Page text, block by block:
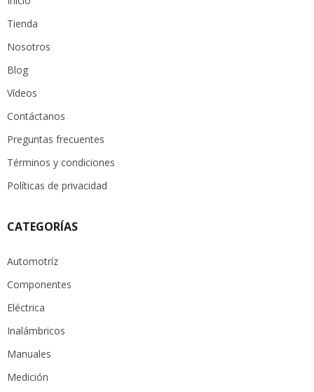
Tienda
Nosotros
Blog
Vídeos
Contáctanos
Preguntas frecuentes
Términos y condiciones
Políticas de privacidad
CATEGORÍAS
Automotríz
Componentes
Eléctrica
Inalámbricos
Manuales
Medición